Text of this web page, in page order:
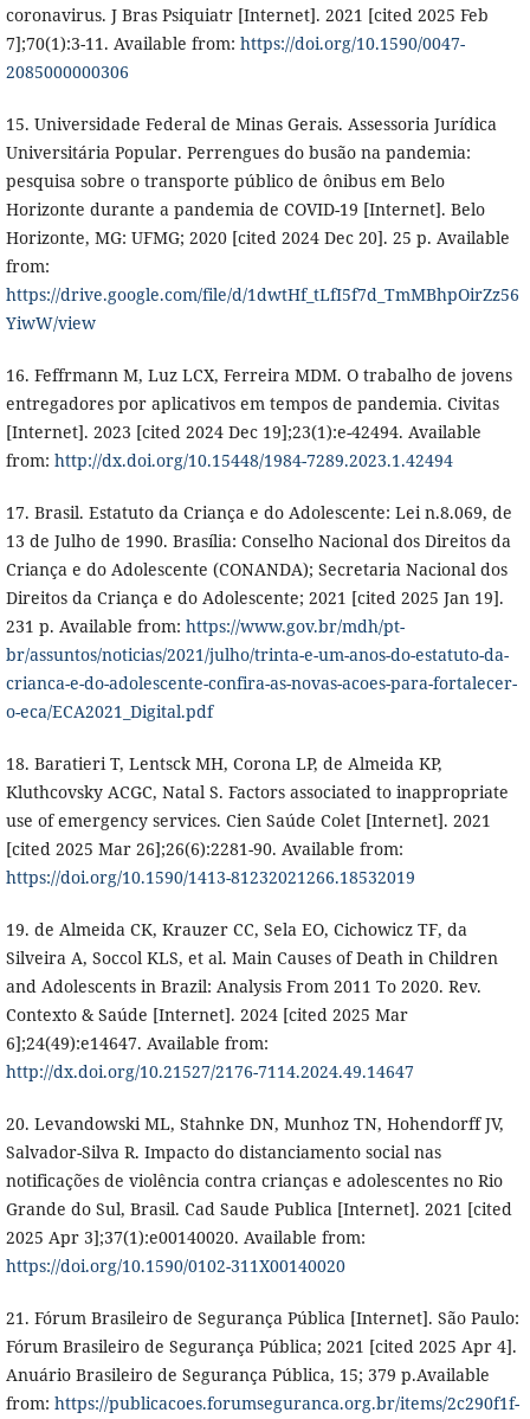
coronavirus. J Bras Psiquiatr [Internet]. 2021 [cited 2025 Feb
7];70(1):3-11. Available from: https://doi.org/10.1590/0047-
2085000000306
15. Universidade Federal de Minas Gerais. Assessoria Jurídica
Universitária Popular. Perrengues do busão na pandemia:
pesquisa sobre o transporte público de ônibus em Belo
Horizonte durante a pandemia de COVID-19 [Internet]. Belo
Horizonte, MG: UFMG; 2020 [cited 2024 Dec 20]. 25 p. Available
from:
https://drive.google.com/file/d/1dwtHf_tLfI5f7d_TmMBhpOirZz56
YiwW/view
16. Feffrmann M, Luz LCX, Ferreira MDM. O trabalho de jovens
entregadores por aplicativos em tempos de pandemia. Civitas
[Internet]. 2023 [cited 2024 Dec 19];23(1):e-42494. Available
from: http://dx.doi.org/10.15448/1984-7289.2023.1.42494
17. Brasil. Estatuto da Criança e do Adolescente: Lei n.8.069, de
13 de Julho de 1990. Brasília: Conselho Nacional dos Direitos da
Criança e do Adolescente (CONANDA); Secretaria Nacional dos
Direitos da Criança e do Adolescente; 2021 [cited 2025 Jan 19].
231 p. Available from: https://www.gov.br/mdh/pt-
br/assuntos/noticias/2021/julho/trinta-e-um-anos-do-estatuto-da-
crianca-e-do-adolescente-confira-as-novas-acoes-para-fortalecer-
o-eca/ECA2021_Digital.pdf
18. Baratieri T, Lentsck MH, Corona LP, de Almeida KP,
Kluthcovsky ACGC, Natal S. Factors associated to inappropriate
use of emergency services. Cien Saúde Colet [Internet]. 2021
[cited 2025 Mar 26];26(6):2281-90. Available from:
https://doi.org/10.1590/1413-81232021266.18532019
19. de Almeida CK, Krauzer CC, Sela EO, Cichowicz TF, da
Silveira A, Soccol KLS, et al. Main Causes of Death in Children
and Adolescents in Brazil: Analysis From 2011 To 2020. Rev.
Contexto & Saúde [Internet]. 2024 [cited 2025 Mar
6];24(49):e14647. Available from:
http://dx.doi.org/10.21527/2176-7114.2024.49.14647
20. Levandowski ML, Stahnke DN, Munhoz TN, Hohendorff JV,
Salvador-Silva R. Impacto do distanciamento social nas
notificações de violência contra crianças e adolescentes no Rio
Grande do Sul, Brasil. Cad Saude Publica [Internet]. 2021 [cited
2025 Apr 3];37(1):e00140020. Available from:
https://doi.org/10.1590/0102-311X00140020
21. Fórum Brasileiro de Segurança Pública [Internet]. São Paulo:
Fórum Brasileiro de Segurança Pública; 2021 [cited 2025 Apr 4].
Anuário Brasileiro de Segurança Pública, 15; 379 p.Available
from: https://publicacoes.forumseguranca.org.br/items/2c290f1f-